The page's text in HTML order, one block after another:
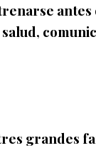
antes
grandes